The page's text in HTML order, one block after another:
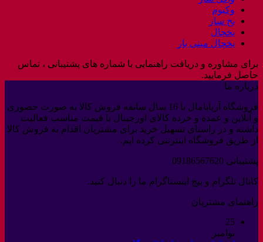
وکیوم
یخ ساز
یخچال
یخچال مینی بار
برای مشاوره و دریافت راهنمایی با شماره های پشتیبانی ، تماس
حاصل فرمایید.
درباره ما
فروشگاه آربابامال با 16 سال سابقه فروش کالا به صورت حضوری
و آنلاین و عمده و خرده کالای اورجینال با قیمت مناسب فعالیت
داشته و در راستای تسهیل خرید برای مشتریان اقدام به فروش کالا
از طریق فروشگاه اینترنتی کرده ایم.
پشتیبانی 09186567620
کانال تلگرام و پیج اینستاگرام ما را دنبال کنید.
راهنمای مشتریان
25
نوامبر